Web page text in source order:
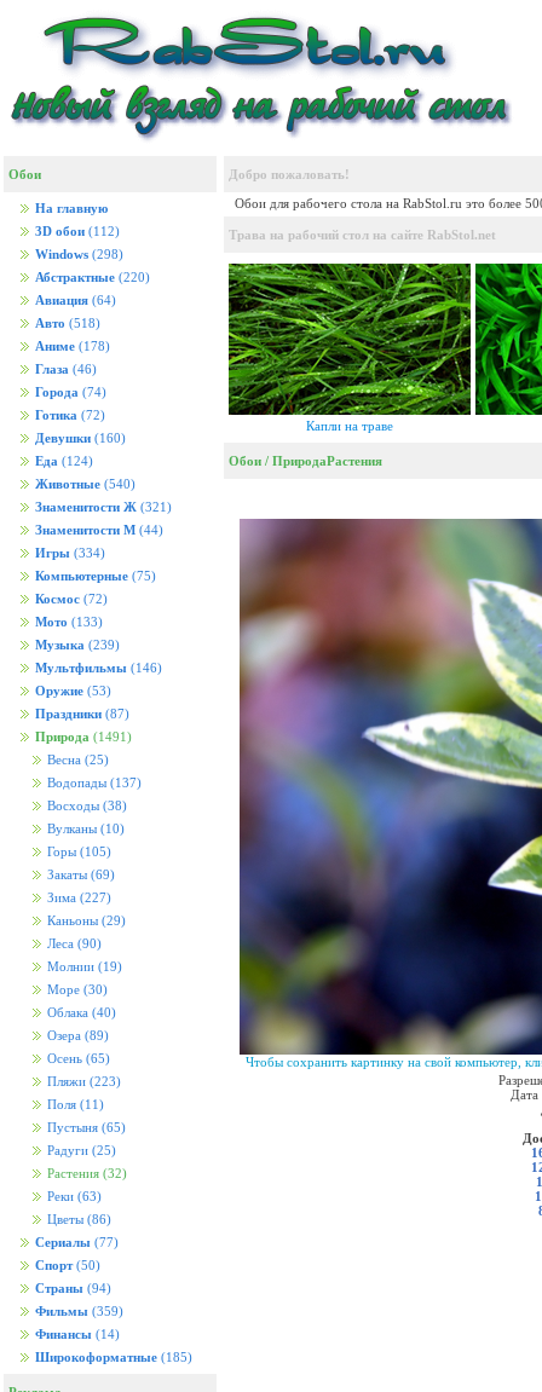
Обои
На главную
3D обои (112)
Windows (298)
Абстрактные (220)
Авиация (64)
Авто (518)
Аниме (178)
Глаза (46)
Города (74)
Готика (72)
Девушки (160)
Еда (124)
Животные (540)
Знаменитости Ж (321)
Знаменитости М (44)
Игры (334)
Компьютерные (75)
Космос (72)
Мото (133)
Музыка (239)
Мультфильмы (146)
Оружие (53)
Праздники (87)
Природа (1491)
Весна (25)
Водопады (137)
Восходы (38)
Вулканы (10)
Горы (105)
Закаты (69)
Зима (227)
Каньоны (29)
Леса (90)
Молнии (19)
Море (30)
Облака (40)
Озера (89)
Осень (65)
Пляжи (223)
Поля (11)
Пустыня (65)
Радуги (25)
Растения (32)
Реки (63)
Цветы (86)
Сериалы (77)
Спорт (50)
Страны (94)
Фильмы (359)
Финансы (14)
Широкоформатные (185)
Добро пожаловать!
Обои для рабочего стола на RabStol.ru это более
Трава на рабочий стол на сайте RabStol.net
Капли на траве
Обои / ПриродаРастения
Чтобы сохранить картинку на свой компьютер,
Дата